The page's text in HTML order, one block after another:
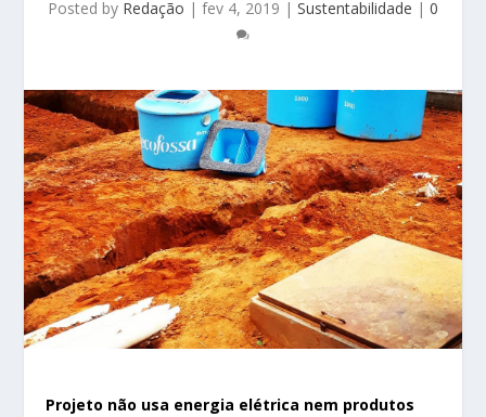
Posted by Redação | fev 4, 2019 | Sustentabilidade | 0
Projeto não usa energia elétrica nem produtos